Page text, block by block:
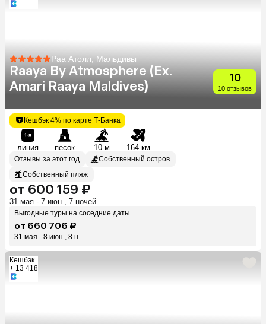
Раа Атолл, Мальдивы
Raaya By Atmosphere (Ex.
Amari Raaya Maldives)
10
10 отзывов
Кешбэк 4% по карте Т-Банка
линия песок 10 м 164 км
Отзывы за этот год
Собственный остров
Собственный пляж
от 600 159 ₽
31 мая - 7 июн., 7 ночей
Выгодные туры на соседние даты
от 660 706 ₽
31 мая - 8 июн., 8 н.
Кешбэк
+ 13 418